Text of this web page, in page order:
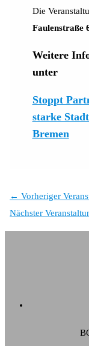
Die
Faulenstraße
Weitere
unter
Stoppt
starke
Bremen
← Vorheriger
Nächster